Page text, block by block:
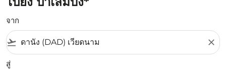
จาก
flight_takeoff close
สู่